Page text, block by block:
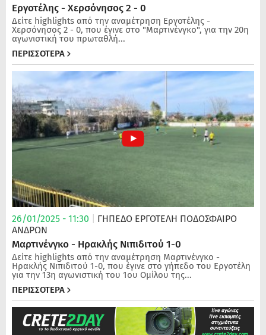
Εργοτέλης - Χερσόνησος 2 - 0
Δείτε highlights από την αναμέτρηση Εργοτέλης -
Χερσόνησος 2 - 0, που έγινε στο "Μαρτινένγκο", για την 20η
αγωνιστική του πρωταθλή...
ΠΕΡΙΣΣΟΤΕΡΑ
26/01/2025 - 11:30 ΓΗΠΕΔΟ ΕΡΓΟΤΕΛΗ ΠΟΔΌΣΦΑΙΡΟ
ΑΝΔΡΏΝ
Μαρτινένγκο - Ηρακλής Νιπιδιτού 1-0
Δείτε highlights από την αναμέτρηση Μαρτινένγκο -
Ηρακλής Νιπιδιτού 1-0, που έγινε στο γήπεδο του Εργοτέλη
για την 13η αγωνιστική του 1ου Ομίλου της...
ΠΕΡΙΣΣΟΤΕΡΑ